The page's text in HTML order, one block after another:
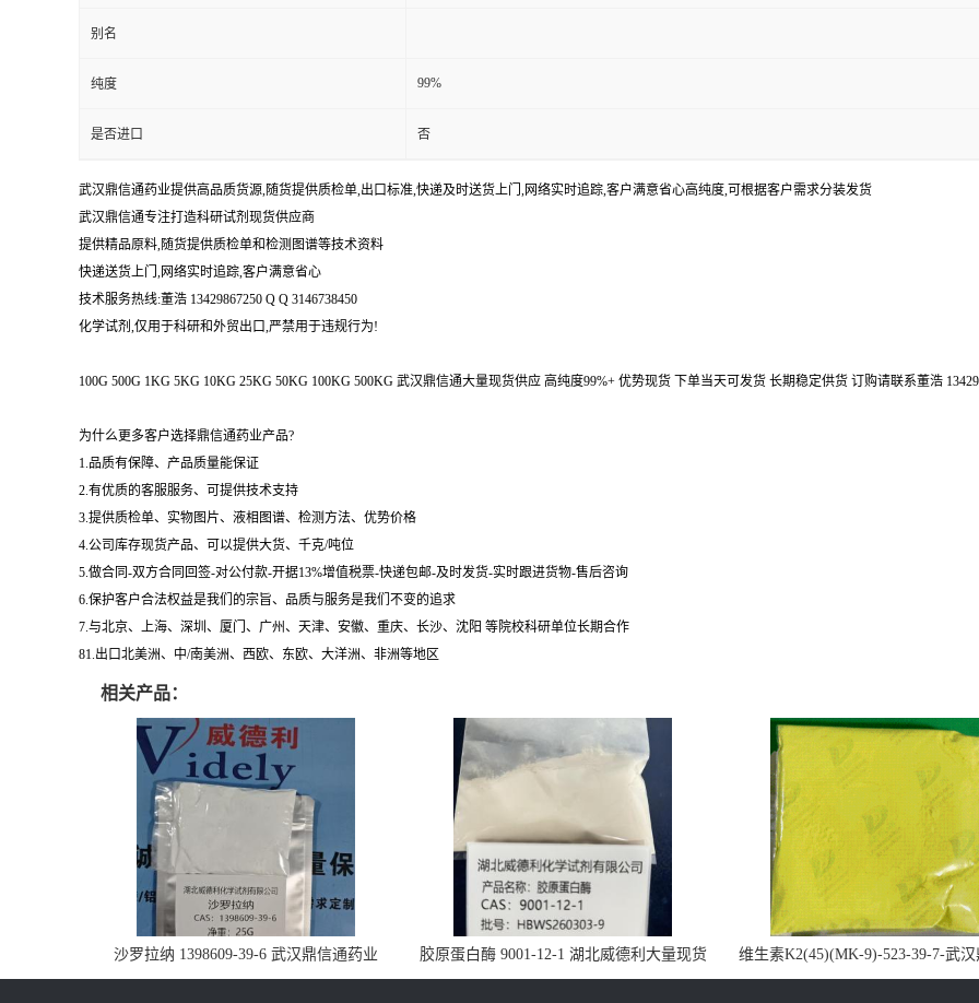
别名
纯度 99%
是否进口 否
武汉鼎信通药业提供高品质货源,随货提供质检单,出口标准,快递及时送货上门,网络实时追踪,客户满意省心高纯度,可根据客户需求分装发货
武汉鼎信通专注打造科研试剂现货供应商
提供精品原料,随货提供质检单和检测图谱等技术资料
快递送货上门,网络实时追踪,客户满意省心
技术服务热线:董浩 13429867250 Q Q 3146738450
化学试剂,仅用于科研和外贸出口,严禁用于违规行为!
100G 500G 1KG 5KG 10KG 25KG 50KG 100KG 500KG 武汉鼎信通大量现货供应 高纯度99%+ 优势现货 下单当天可发货 长期稳定供货 订购请联系董浩
为什么更多客户选择鼎信通药业产品?
1.品质有保障、产品质量能保证
2.有优质的客服服务、可提供技术支持
3.提供质检单、实物图片、液相图谱、检测方法、优势价格
4.公司库存现货产品、可以提供大货、千克/吨位
5.做合同-双方合同回签-对公付款-开据13%增值税票-快递包邮-及时发货-实时跟进货物-售后咨询
6.保护客户合法权益是我们的宗旨、品质与服务是我们不变的追求
7.与北京、上海、深圳、厦门、广州、天津、安徽、重庆、长沙、沈阳 等院校科研单位长期合作
81.出口北美洲、中/南美洲、西欧、东欧、大洋洲、非洲等地区
相关产品：
沙罗拉纳 1398609-39-6 武汉鼎信通药业
胶原蛋白酶 9001-12-1 湖北威德利大量现货
供应
维生素K2(45)(MK-9)-523-39-7-武汉
药业大量现货供应